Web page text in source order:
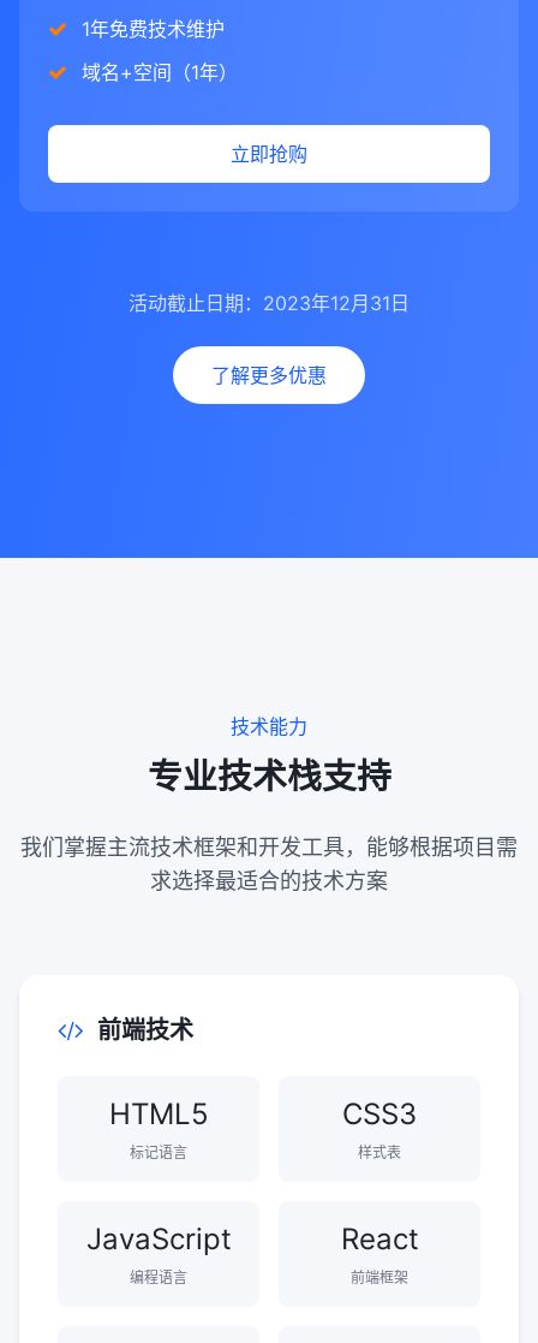
1年免费技术维护
域名+空间（1年）
立即抢购
活动截止日期：2023年12月31日
了解更多优惠
技术能力
专业技术栈支持
我们掌握主流技术框架和开发工具，能够根据项目需
求选择最适合的技术方案
前端技术
HTML5
标记语言
CSS3
样式表
JavaScript
编程语言
React
前端框架